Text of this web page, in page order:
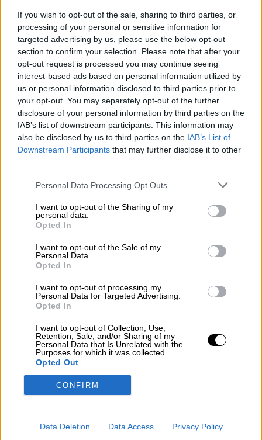
If you wish to opt-out of the sale, sharing to third parties, or
processing of your personal or sensitive information for
targeted advertising by us, please use the below opt-out
section to confirm your selection. Please note that after your
opt-out request is processed you may continue seeing
interest-based ads based on personal information utilized by
us or personal information disclosed to third parties prior to
your opt-out. You may separately opt-out of the further
disclosure of your personal information by third parties on the
IAB’s list of downstream participants. This information may
also be disclosed by us to third parties on the IAB’s List of
Downstream Participants that may further disclose it to other
Personal Data Processing Opt Outs
I want to opt-out of the Sharing of my
personal data.
Opted In
I want to opt-out of the Sale of my
Personal Data.
Opted In
I want to opt-out of processing my
Personal Data for Targeted Advertising.
Opted In
I want to opt-out of Collection, Use,
Retention, Sale, and/or Sharing of my
Personal Data that Is Unrelated with the
Purposes for which it was collected.
Opted Out
CONFIRM
Data Deletion Data Access Privacy Policy
La ministra Llop trata de evitar el
colapso del Tribunal Supremo por el
bloqueo del CGPJ
La ministra ha hecho público el evento tras la advertencia
del Supremo de la situación límite de alguna de sus salas
PorJuan Almansa
Más artículos de este autor
OPINIONES DIVERSAS
consciente del riesgo de una tercera
guerra mundial?
Crisis
Suelta y confía
María Comesaña
Votantes y votados